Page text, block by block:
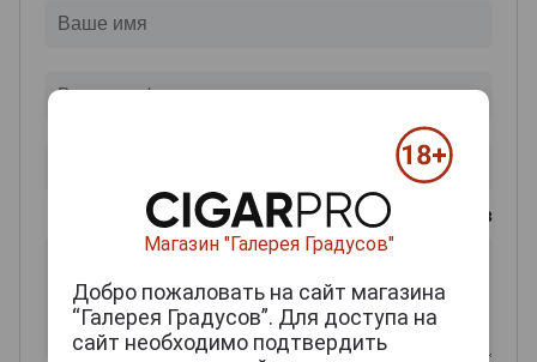
0из 2000 знаков
Магазин "Галерея Градусов"
Добро пожаловать на сайт магазина
“Галерея Градусов”. Для доступа на
сайт необходимо подтвердить